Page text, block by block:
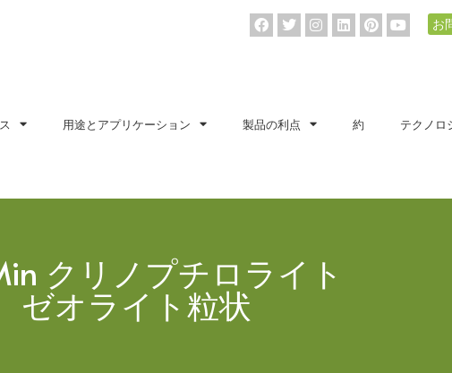
お
用途とアプリケーション 製品の利点 約 テクノロ
クリノプチロライト
ゼオライト粒状